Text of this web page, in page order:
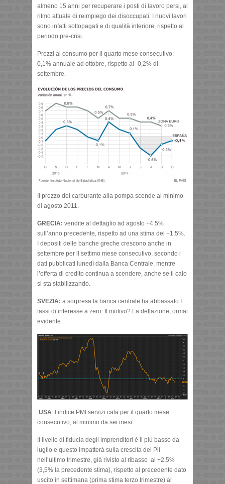
almeno 15 anni per recuperare i posti di lavoro persi, al
ritmo attuale di reimpiego dei disoccupati. I nuovi lavori
sono infatti sottopagati e di qualità inferiore, rispetto al
periodo pre-crisi.
Prezzi al consumo per il quarto mese consecutivo: –
0,1% annuale ad ottobre, rispetto al -0,2% di
settembre.
Il prezzo del carburante alla pompa scende al minimo
di agosto 2011.
GRECIA: vendite al dettaglio ad agosto +4.5%
sull’anno precedente, rispetto ad una stima del +1.5%.
I depositi delle banche greche crescono anche in
settembre per il settimo mese consecutivo, secondo i
dati pubblicati lunedì dalla Banca Centrale, mentre
l’offerta di credito continua a scendere, anche se il calo
si sta stabilizzando.
SVEZIA: a sorpresa la banca centrale ha abbassato I
tassi di interesse a zero. Il motivo? La deflazione, ormai
evidente.
USA: l’indice PMI servizi cala per il quarto mese
consecutivo, al minimo da sei mesi.
Il livello di fiducia degli imprenditori è il più basso da
luglio e questo impatterà sulla crescita del Pil
nell’ultimo trimestre, già rivisto al ribasso al +2,5%
(3,5% la precedente stima), rispetto al precedente dato
uscito in settimana (prima stima terzo trimestre) al